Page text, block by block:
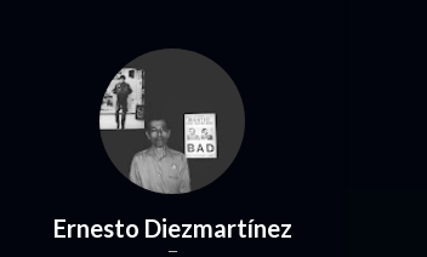
Ernesto Diezmartínez